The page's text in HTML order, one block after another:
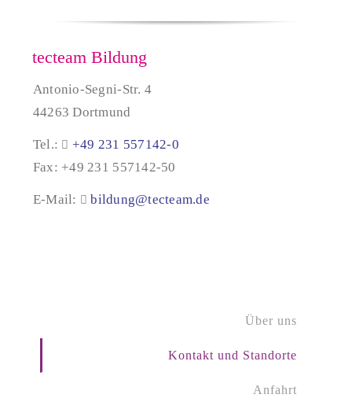
tecteam Bildung
Antonio-Segni-Str. 4
44263 Dortmund
Tel.:
+49 231 557142-0
Fax: +49 231 557142-50
E-Mail: bildung@tecteam.de
Über uns
Kontakt und Standorte
Anfahrt